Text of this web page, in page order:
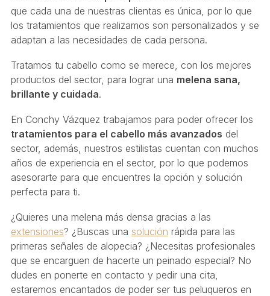
que cada una de nuestras clientas es única, por lo que
los tratamientos que realizamos son personalizados y se
adaptan a las necesidades de cada persona.
Tratamos tu cabello como se merece, con los mejores
productos del sector, para lograr una melena sana,
brillante y cuidada.
En Conchy Vázquez trabajamos para poder ofrecer los
tratamientos para el cabello más avanzados del
sector, además, nuestros estilistas cuentan con muchos
años de experiencia en el sector, por lo que podemos
asesorarte para que encuentres la opción y solución
perfecta para ti.
¿Quieres una melena más densa gracias a las
extensiones? ¿Buscas una solución rápida para las
primeras señales de alopecia? ¿Necesitas profesionales
que se encarguen de hacerte un peinado especial? No
dudes en ponerte en contacto y pedir una cita,
estaremos encantados de poder ser tus peluqueros en